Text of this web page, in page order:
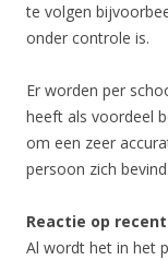
te volgen
onder controle is.
Er worden per
heeft als voordeel
om een zeer
persoon zich bevind.
Reactie op
Al wordt het in het